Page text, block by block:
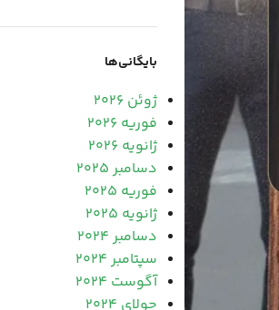
بایگانی‌ها
ژوئن 2026
فوریه 2026
ژانویه 2026
دسامبر 2025
فوریه 2025
ژانویه 2025
دسامبر 2024
سپتامبر 2024
آگوست 2024
جولای 2024